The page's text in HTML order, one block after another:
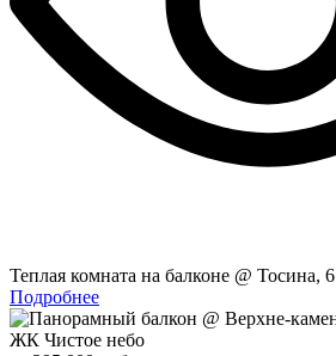
Теплая комната на балконе @ Тосина, 6
Подробнее
ЖК Чистое небо